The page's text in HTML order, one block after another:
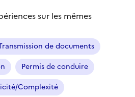
sur les mêmes
de documents
Permis de conduire
Complexité